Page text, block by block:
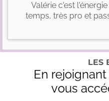
Valérie c'est
temps, très pro et
LES
En
vous